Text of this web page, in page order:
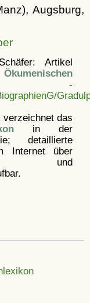
Augsburg,
Artikel
Ökumenischen
verzeichnet das
in der
detaillierte
Internet über